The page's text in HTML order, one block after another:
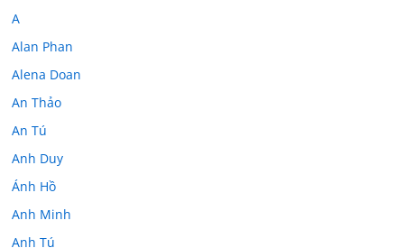
A
Alan Phan
Alena Doan
An Thảo
An Tú
Anh Duy
Ánh Hồ
Anh Minh
Anh Tú